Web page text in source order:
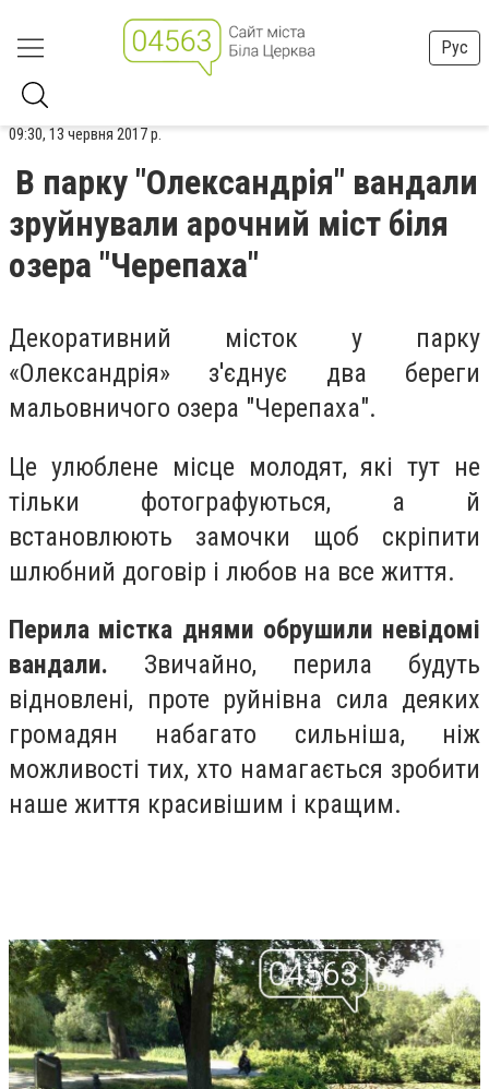
Рус
09:30, 13 червня 2017 р.
В парку "Олександрія" вандали
зруйнували арочний міст біля
озера "Черепаха"
Декоративний місток у парку
«Олександрія» з'єднує два береги
мальовничого озера "Черепаха".
Це улюблене місце молодят, які тут не
тільки фотографуються, а й
встановлюють замочки щоб скріпити
шлюбний договір і любов на все життя.
Перила містка днями обрушили невідомі
вандали. Звичайно, перила будуть
відновлені, проте руйнівна сила деяких
громадян набагато сильніша, ніж
можливості тих, хто намагається зробити
наше життя красивішим і кращим.